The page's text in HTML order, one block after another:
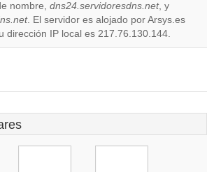
Do you
own this
OK
nombre, dns24.servidoresdns.net, y
. El servidor es alojado por Arsys.es
dirección IP local es 217.76.130.144.